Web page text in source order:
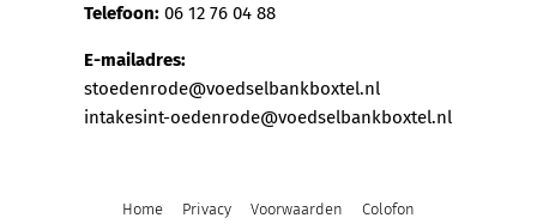
Telefoon: 06 12 76 04 88
E-mailadres:
stoedenrode@voedselbankboxtel.nl
intakesint-oedenrode@voedselbankboxtel.nl
Home Privacy Voorwaarden Colofon